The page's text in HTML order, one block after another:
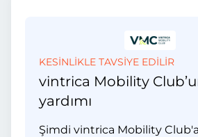
KESİNLİKLE TAVSİYE EDİLİR
vintrica Mobility
yardımı
Şimdi vintrica Mobility